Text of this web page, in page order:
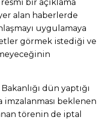
bir açıklama
alan haberlerde
uygulamaya
görmek istediği ve
dün yaptığı
imzalanması beklenen
törenin de iptal